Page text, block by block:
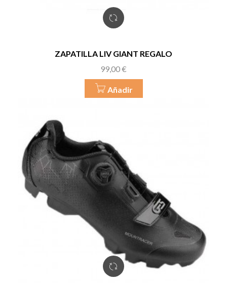
ZAPATILLA LIV GIANT REGALO
Precio
99,00 €
Añadir